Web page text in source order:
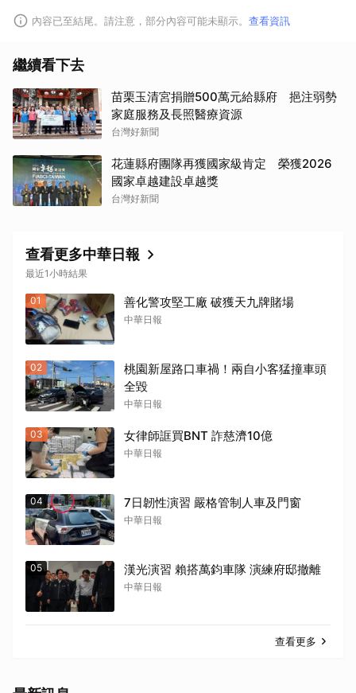
內容已至結尾。請注意，部分內容可能未顯示。 查看資訊
繼續看下去
苗栗玉清宮捐贈500萬元給縣府 挹注弱勢
家庭服務及長照醫療資源
台灣好新聞
花蓮縣府團隊再獲國家級肯定 榮獲2026
國家卓越建設卓越獎
台灣好新聞
查看更多中華日報
最近1小時結果
01 善化警攻堅工廠 破獲天九牌賭場
中華日報
02
桃園新屋路口車禍！兩自小客猛撞車頭
全毀
中華日報
03 女律師誆買BNT 詐慈濟10億
中華日報
04 7日韌性演習 嚴格管制人車及門窗
中華日報
05 漢光演習 賴搭萬鈞車隊 演練府邸撤離
中華日報
查看更多